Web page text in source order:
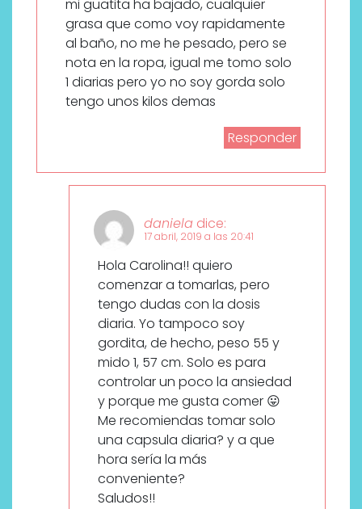
mi guatita ha bajado, cualquier
grasa que como voy rapidamente
al baño, no me he pesado, pero se
nota en la ropa, igual me tomo solo
1 diarias pero yo no soy gorda solo
tengo unos kilos demas
Responder
daniela dice:
17 abril, 2019 a las 20:41
Hola Carolina!! quiero
comenzar a tomarlas, pero
tengo dudas con la dosis
diaria. Yo tampoco soy
gordita, de hecho, peso 55 y
mido 1, 57 cm. Solo es para
controlar un poco la ansiedad
y porque me gusta comer 😛
Me recomiendas tomar solo
una capsula diaria? y a que
hora sería la más
conveniente?
Saludos!!